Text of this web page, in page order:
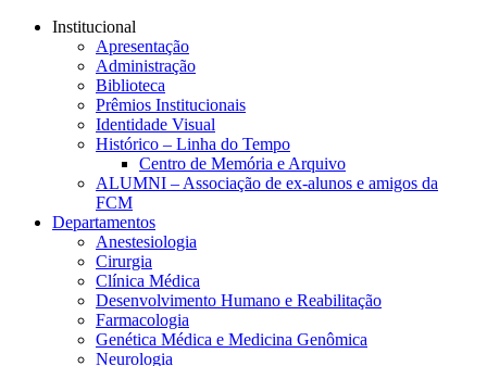
Conteúdo principal
Institucional
Apresentação
Administração
Biblioteca
Prêmios Institucionais
Identidade Visual
Histórico – Linha do Tempo
Centro de Memória e Arquivo
ALUMNI – Associação de ex-alunos e amigos da
FCM
Departamentos
Anestesiologia
Cirurgia
Clínica Médica
Desenvolvimento Humano e Reabilitação
Farmacologia
Genética Médica e Medicina Genômica
Neurologia